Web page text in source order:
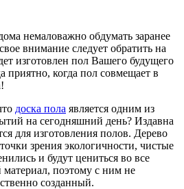
немаловажно обдумать заранее
внимание следует обратить на
изготовлен пол Вашего будущего
приятно, когда пол совмещает в
доска пола является одним из
на сегодняшний день? Издавна
для изготовления полов. Дерево
зрения экологичности, чистые
и будут цениться во все
поэтому с ним не
созданный.